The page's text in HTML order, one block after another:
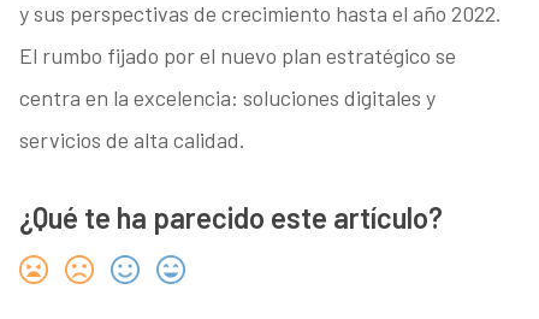
y sus perspectivas de crecimiento hasta el año 2022.
El rumbo fijado por el nuevo plan estratégico se
centra en la excelencia: soluciones digitales y
servicios de alta calidad.
¿Qué te ha parecido este artículo?